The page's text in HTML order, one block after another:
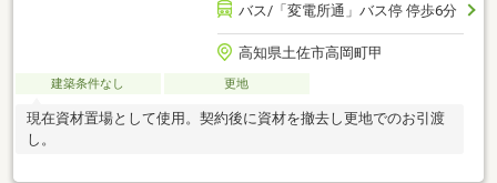
バス/「変電所通」バス停 停歩6分
高知県土佐市高岡町甲
建築条件なし 更地
現在資材置場として使用。契約後に資材を撤去し更地でのお引渡
し。